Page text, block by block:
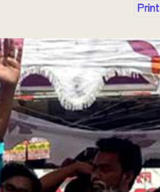
Print